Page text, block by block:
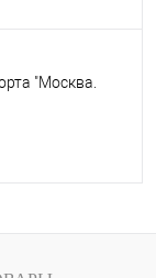
"Москва.